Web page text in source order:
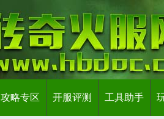
攻略专区 开服评测 工具助手